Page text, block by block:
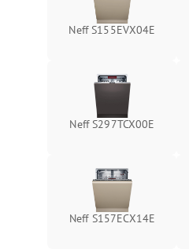
Neff S155EVX04E
Neff S297TCX00E
Neff S157ECX14E